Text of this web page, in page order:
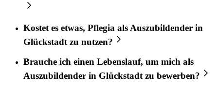
Kostet es etwas, Pflegia als Auszubildender in
Glückstadt zu nutzen?
Brauche ich einen Lebenslauf, um mich als
Auszubildender in Glückstadt zu bewerben?